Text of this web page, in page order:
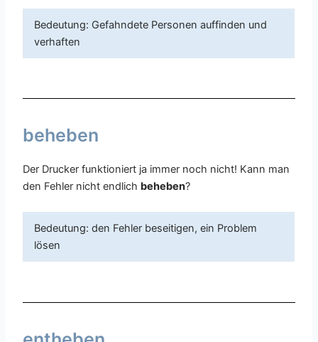
Bedeutung: Gefahndete Personen auffinden und
verhaften
beheben
Der Drucker funktioniert ja immer noch nicht! Kann man
den Fehler nicht endlich beheben?
Bedeutung: den Fehler beseitigen, ein Problem
lösen